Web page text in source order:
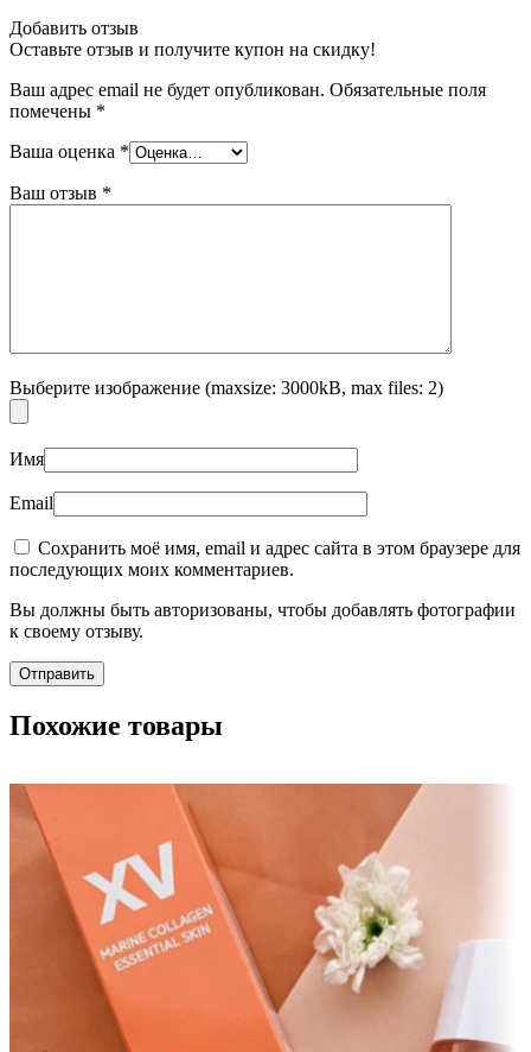
Добавить отзыв
Оставьте отзыв и получите купон на скидку!
Ваш адрес email не будет опубликован. Обязательные поля
помечены *
Ваша оценка *
Ваш отзыв *
Выберите изображение (maxsize: 3000kB, max files: 2)
Имя
Email
Сохранить моё имя, email и адрес сайта в этом браузере для
последующих моих комментариев.
Вы должны быть авторизованы, чтобы добавлять фотографии
к своему отзыву.
Похожие товары